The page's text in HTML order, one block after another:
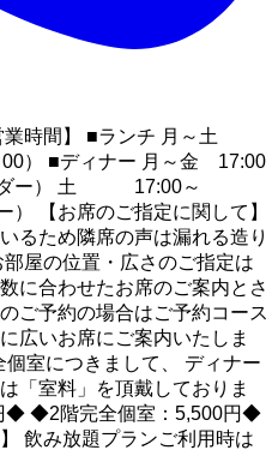
業時間】 ■ランチ 月～土
00） ■ディナー 月～金 17:00
ダー） 土 17:00～
） 【お席のご指定に関して】
るため隣席の声は漏れる造り
屋の位置・広さのご指定は
に合わせたお席のご案内とさ
ご予約の場合はご予約コース
広いお席にご案内いたしま
室につきまして、 ディナー
「室料」を頂戴しておりま
◆ ◆2階完全個室：5,500円◆
飲み放題プランご利用時は